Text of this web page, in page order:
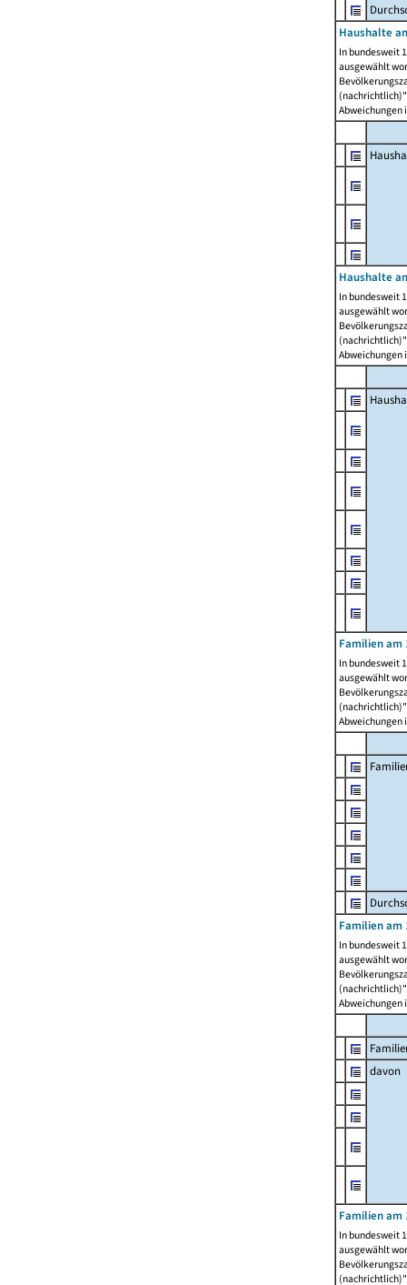
Haushalte
In bundesweit
ausgewählt
Abweichungen
Haushalte
In bundesweit
ausgewählt
Abweichungen
Familien am
In bundesweit
ausgewählt
Abweichungen
Familien am
In bundesweit
ausgewählt
Abweichungen
davon
Familien am
In bundesweit
ausgewählt